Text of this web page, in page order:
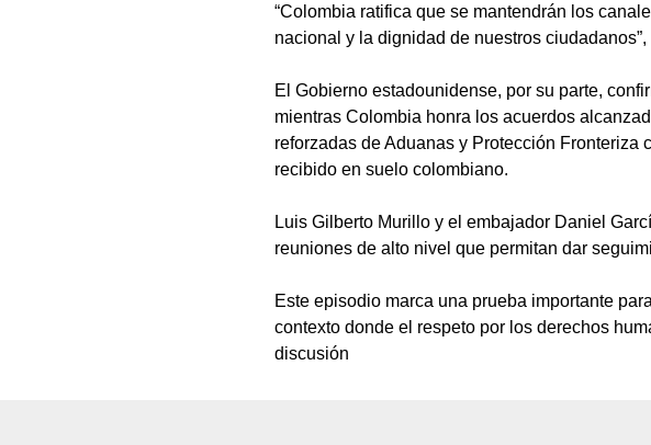
“Colombia ratifica que se mantendrán los
nacional y la dignidad de nuestros
El Gobierno estadounidense, por su parte,
mientras Colombia honra los acuerdos
reforzadas de Aduanas y Protección
recibido en suelo colombiano.
Luis Gilberto Murillo y el embajador Daniel
reuniones de alto nivel que permitan dar
Este episodio marca una prueba importante
contexto donde el respeto por los derechos
discusión